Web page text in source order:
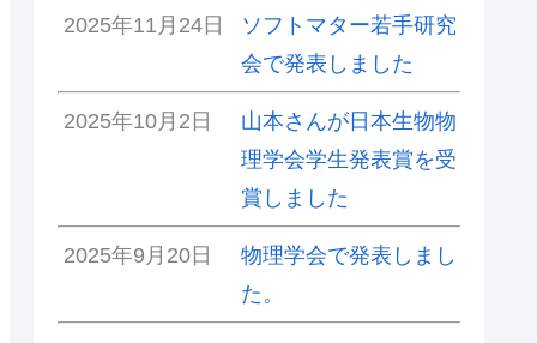
2025年11月24日
ソフトマター若手研究
会で発表しました
2025年10月2日
山本さんが日本生物物
理学会学生発表賞を受
賞しました
2025年9月20日
物理学会で発表しまし
た。